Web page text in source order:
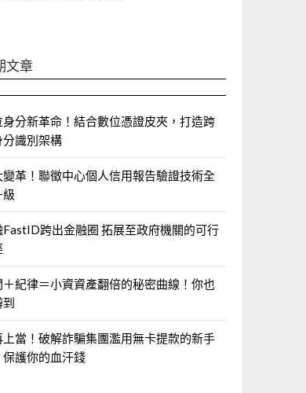
文章
身分新革命！結合數位憑證皮夾，打造跨
分識別架構
變革！聯徵中心個人信用報告驗證技術全
級
FastID跨出金融圈 拓展至政府機關的可行
＋紀律＝小資資產翻倍的秘密曲線！你也
到
上當！破解詐騙集團濫用無卡提款的新手
保護你的血汗錢